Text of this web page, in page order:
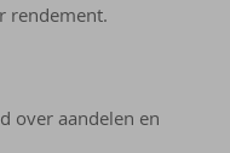
rendement.
over aandelen en